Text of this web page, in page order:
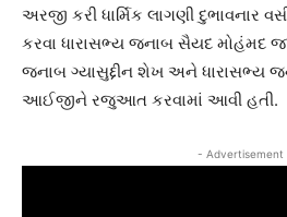
અરજી કરી ધાર્મિક લાગણી દુભાવનાર
કરવા ધારાસભ્ય જનાબ સૈયદ મોહંમદ
જનાબ ગ્યાસુદ્દીન શેખ અને ધારાસભ્ય
આઈજીને રજુઆત કરવામાં આવી હતી.
- Advertisement